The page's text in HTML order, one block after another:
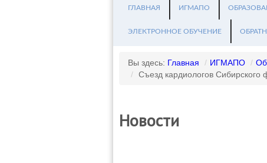
ГЛАВНАЯ ИГМАПО
ЭЛЕКТРОННОЕ ОБУЧЕНИЕ
Вы здесь: Главная / ИГМАПО /
/ Съезд кардиологов Сибирского
Новости